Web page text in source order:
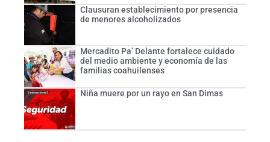
Clausuran establecimiento por presencia
de menores alcoholizados
Mercadito Pa’ Delante fortalece cuidado
del medio ambiente y economía de las
familias coahuilenses
Niña muere por un rayo en San Dimas